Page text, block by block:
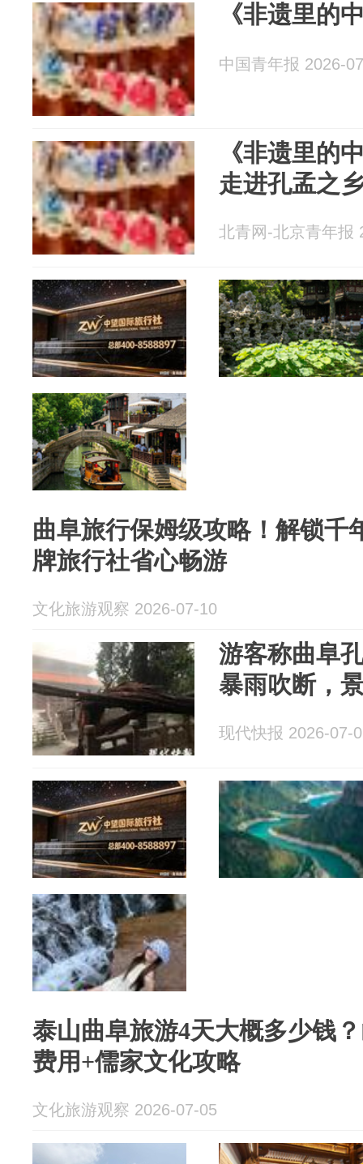
《非遗里的
中国青年报 2026-
《非遗里的
走进孔孟之
北青网-北京青年报
曲阜旅行保姆级攻略！解锁千
牌旅行社省心畅游
文化旅游观察 2026-07-10
游客称曲阜
暴雨吹断，
现代快报 2026-07-
泰山曲阜旅游4天大概多少钱
费用+儒家文化攻略
文化旅游观察 2026-07-05